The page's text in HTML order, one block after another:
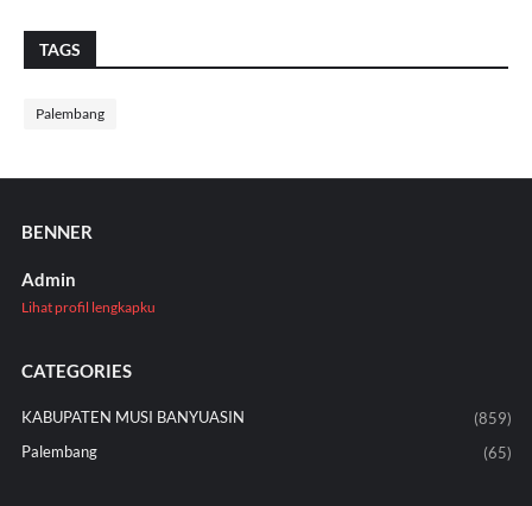
TAGS
Palembang
BENNER
Admin
Lihat profil lengkapku
CATEGORIES
KABUPATEN MUSI BANYUASIN
(859)
Palembang
(65)